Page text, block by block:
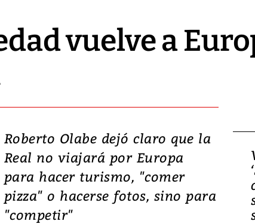
vuelve a
Roberto Olabe dejó claro que la
Real no viajará por Europa
para hacer turismo, "comer
pizza" o hacerse fotos, sino para
"competir"
Video, Japón: Terremoto
deja heridos y graves
daños en Kumamoto